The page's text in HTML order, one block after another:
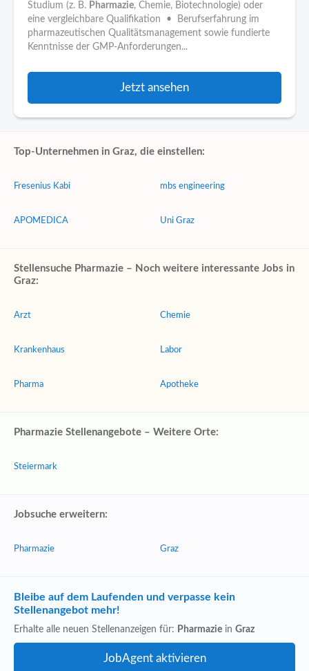
Studium (z. B. Pharmazie, Chemie, Biotechnologie) oder
eine vergleichbare Qualifikation • Berufserfahrung im
pharmazeutischen Qualitätsmanagement sowie fundierte
Kenntnisse der GMP-Anforderungen...
Jetzt ansehen
Top-Unternehmen in Graz, die einstellen:
Fresenius Kabi
APOMEDICA
mbs engineering
Uni Graz
Stellensuche Pharmazie – Noch weitere interessante Jobs in
Graz:
Arzt
Krankenhaus
Pharma
Chemie
Labor
Apotheke
Pharmazie Stellenangebote – Weitere Orte:
Steiermark
Jobsuche erweitern:
Pharmazie Graz
Bleibe auf dem Laufenden und verpasse kein
Stellenangebot mehr!
Erhalte alle neuen Stellenanzeigen für: Pharmazie in Graz